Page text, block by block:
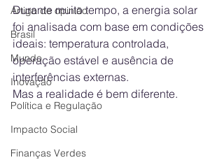
Artigo de opinião
Brasil
Mundo
Inovação
Política e Regulação
Impacto Social
Finanças Verdes
Durante muito tempo, a energia solar
foi analisada com base em condições
ideais: temperatura controlada,
operação estável e ausência de
interferências externas.
Mas a realidade é bem diferente.